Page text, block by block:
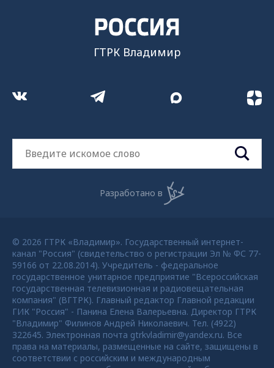
ГТРК Владимир
Разработано в
© 2026 ГТРК «Владимир». Государственный интернет-
канал "Россия" (свидетельство о регистрации Эл № ФС 77-
59166 от 22.08.2014). Учредитель - федеральное
государственное унитарное предприятие "Всероссийская
государственная телевизионная и радиовещательная
компания" (ВГТРК). Главный редактор Главной редакции
ГИК "Россия" - Панина Елена Валерьевна. Директор ГТРК
"Владимир" Филинов Андрей Николаевич. Тел. (4922)
322645. Электронная почта gtrkvladimir@yandex.ru. Все
права на материалы, размещенные на сайте, защищены в
соответствии с российским и международным